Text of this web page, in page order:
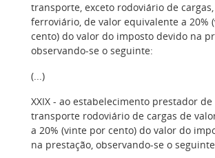
transporte, exceto rodoviário de
ferroviário, de valor equivalente a 20%
cento) do valor do imposto devido na
observando-se o seguinte:
(...)
XXIX - ao estabelecimento prestador
transporte rodoviário de cargas de
a 20% (vinte por cento) do valor do
na prestação, observando-se o